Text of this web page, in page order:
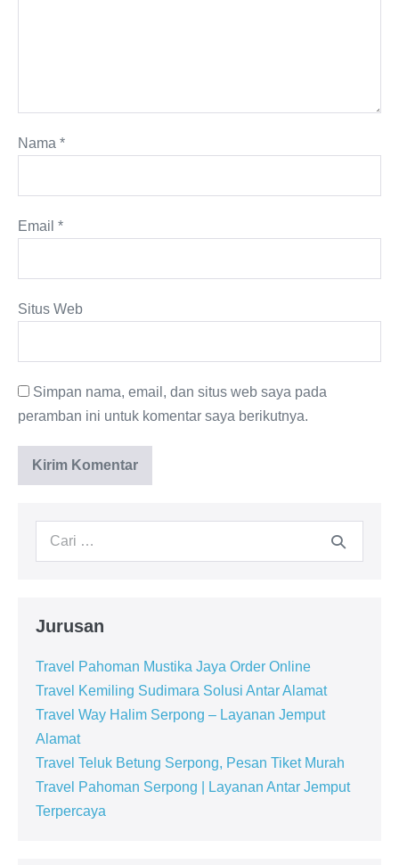
Nama *
Email *
Situs Web
Simpan nama, email, dan situs web saya pada
peramban ini untuk komentar saya berikutnya.
Jurusan
Travel Pahoman Mustika Jaya Order Online
Travel Kemiling Sudimara Solusi Antar Alamat
Travel Way Halim Serpong – Layanan Jemput
Alamat
Travel Teluk Betung Serpong, Pesan Tiket Murah
Travel Pahoman Serpong | Layanan Antar Jemput
Terpercaya